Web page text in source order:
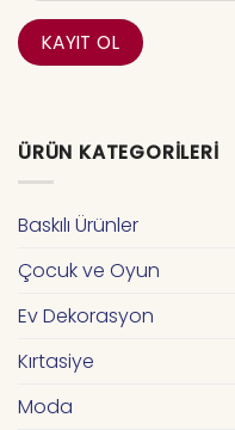
ÜRÜN KATEGORILERI
Baskılı Ürünler
Çocuk ve Oyun
Ev Dekorasyon
Kırtasiye
Moda